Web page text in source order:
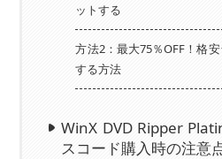
ットする
方法2：最大75％OFF！格
する方法
WinX DVD Ripper
スコード購入時の注意